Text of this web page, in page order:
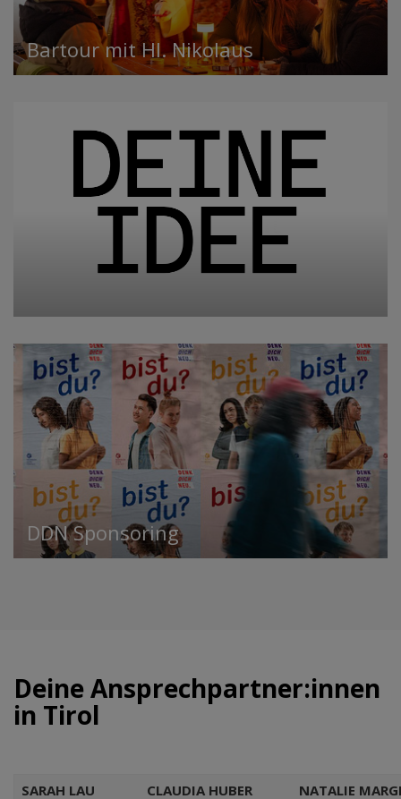
Bartour mit Hl. Nikolaus
DDN Sponsoring
Deine Ansprechpartner:innen
in Tirol
SARAH LAU CLAUDIA HUBER NATALIE